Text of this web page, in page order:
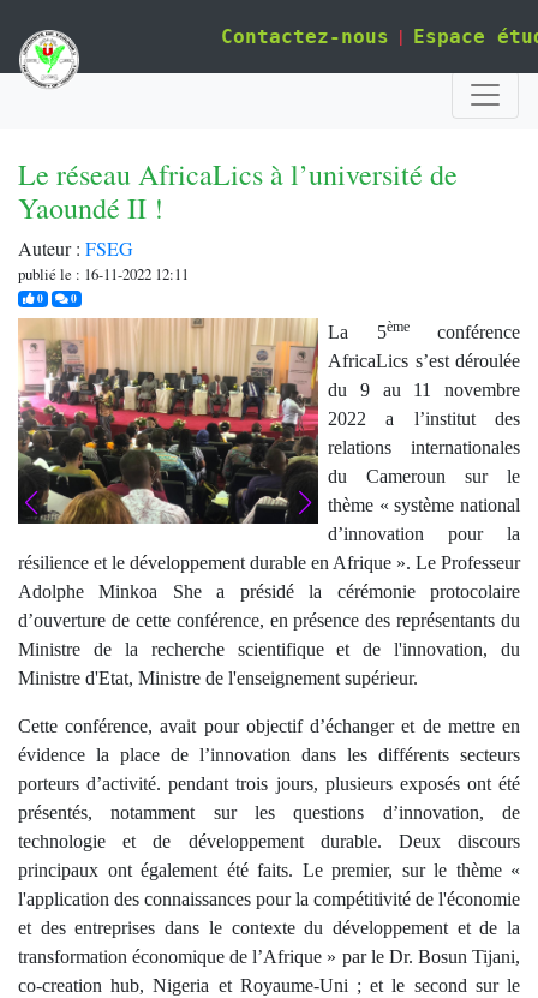
Contactez-nous | Espace
Le réseau AfricaLics à l’université de
Yaoundé II !
Auteur : FSEG
publié le : 16-11-2022 12:11
0j'aime0commentaires
La 5èmeconférence
AfricaLics s’est déroulée
du 9 au 11 novembre
2022 a l’institut des
relations internationales
du Cameroun sur le
thème « système national
d’innovation pour la
résilience et le développement durable en Afrique ». Le Professeur
Adolphe Minkoa She a présidé la cérémonie protocolaire
d’ouverture de cette conférence, en présence des représentants du
Ministre de la recherche scientifique et de l'innovation, du
Ministre d'Etat, Ministre de l'enseignement supérieur.
Cette conférence, avait pour objectif d’échanger et de mettre en
évidence la place de l’innovation dans les différents secteurs
porteurs d’activité. pendant trois jours, plusieurs exposés ont été
présentés, notamment sur les questions d’innovation, de
technologie et de développement durable. Deux discours
principaux ont également été faits. Le premier, sur le thème «
l'application des connaissances pour la compétitivité de l'économie
et des entreprises dans le contexte du développement et de la
transformation économique de l’Afrique » par le Dr. Bosun Tijani,
co-creation hub, Nigeria et Royaume-Uni ; et le second sur le